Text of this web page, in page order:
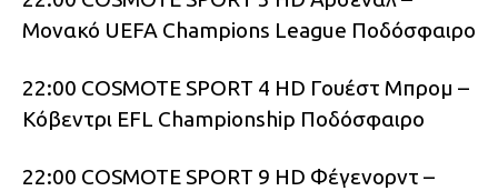
Μονακό UEFA Champions League Ποδόσφαιρο
22:00 COSMOTE SPORT 4 HD Γουέστ Μπρομ –
Κόβεντρι EFL Championship Ποδόσφαιρο
22:00 COSMOTE SPORT 9 HD Φέγενορντ –